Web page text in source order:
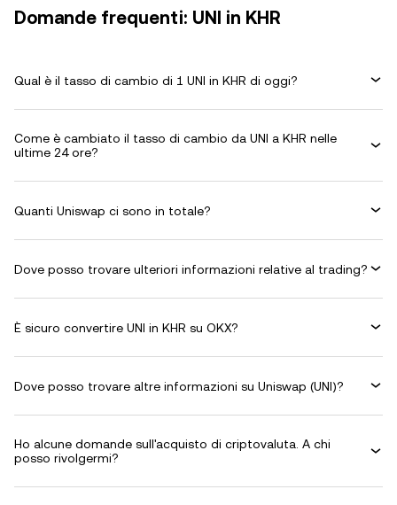
Domande frequenti: UNI in KHR
Qual è il tasso di cambio di 1 UNI in KHR di oggi?
Come è cambiato il tasso di cambio da UNI a KHR nelle
ultime 24 ore?
Quanti Uniswap ci sono in totale?
Dove posso trovare ulteriori informazioni relative al trading?
È sicuro convertire UNI in KHR su OKX?
Dove posso trovare altre informazioni su Uniswap (UNI)?
Ho alcune domande sull'acquisto di criptovaluta. A chi
posso rivolgermi?